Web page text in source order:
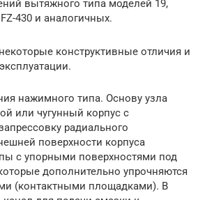
вытяжного типа моделей 19,
430 и аналогичных.
конструктивные отличия и
нажимного типа. Основу узла
или чугунный корпус с
радиального
поверхности корпуса
с упорными поверхностями под
дополнительно упрочняются
(контактными площадками). В